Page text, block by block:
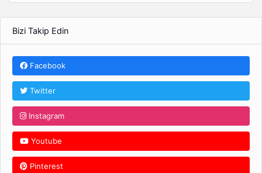
Bizi Takip Edin
Facebook
Twitter
Instagram
Youtube
Pinterest